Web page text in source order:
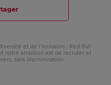
et de l'inclusion : Red Bull
notre ambition est de recruter et
sans discrimination.